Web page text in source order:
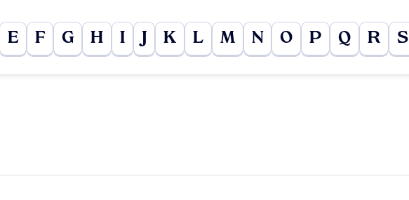
E F G H I J K L M N O P Q R S